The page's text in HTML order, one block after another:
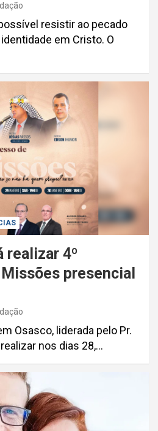
resistir ao pecado
em Cristo. O
realizar 4º
presencial
Osasco, liderada pelo Pr.
nos dias 28,…